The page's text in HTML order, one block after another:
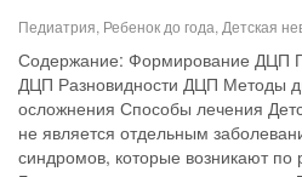
Педиатрия, Ребенок до года, Детская
Содержание: Формирование ДЦП
ДЦП Разновидности ДЦП Методы
осложнения Способы лечения
не является отдельным
синдромов, которые возникают